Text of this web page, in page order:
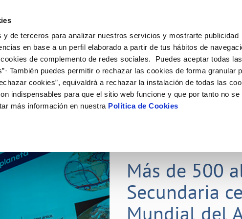
y de terceros para analizar nuestros servicios y mostrarte publicidad
en base a un perfil elaborado a partir de tus hábitos de
de complemento de redes sociales. Puedes aceptar todas
También puedes permitir o rechazar las cookies de forma granular
cookies”, equivaldrá a rechazar la instalación de todas las
indispensables para que el sitio web funcione y que por tanto no se
más información en nuestra Política de Cookies
de titular
de suministro
obras
MODIFICACIÓN DE DATOS
Actualizar datos bancarios
Actualizar datos de domicilio
VER TODAS LAS GESTIONES
Tu Servicio
AL CLIENTE
contacto
y afectaciones
e impresos
COMPROMISO DE SERVICIO
Carta de compromisos
Customer Counsel (Defensa del cliente)
Tu Agua
del agua
CUIDADOS DEL AGUA
Consejos de ahorro
Medidas contra la sequía
Conócenos
DE GESTIÓN Y CERTIFICADOS
CONTRATACIÓN
Licitaciones en curso
Nuestros
Más de 500
Secundaria
Mundial del